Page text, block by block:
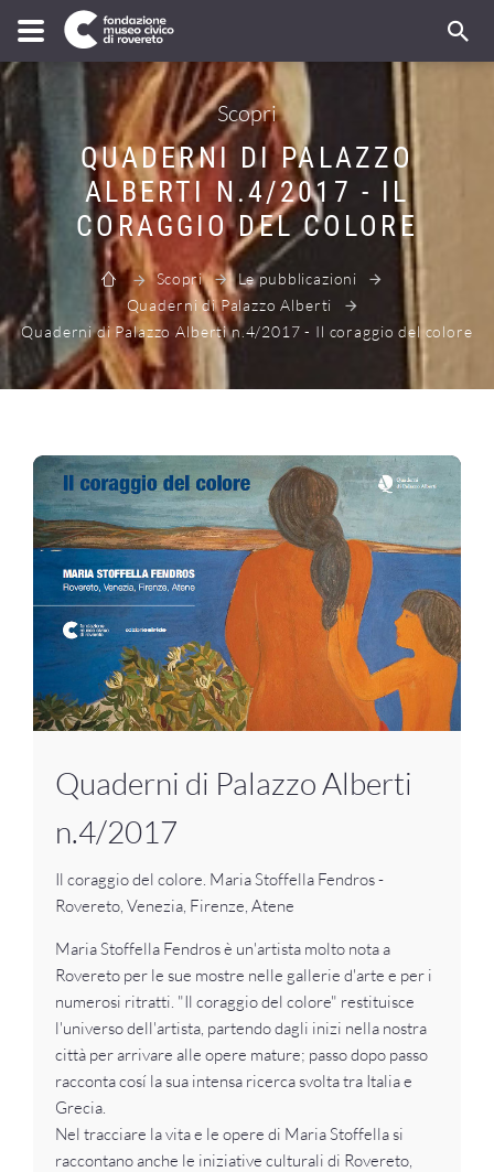
Scopri
QUADERNI DI PALAZZO
ALBERTI N.4/2017 - IL
CORAGGIO DEL COLORE
Scopri
Le pubblicazioni
Quaderni di Palazzo Alberti
Quaderni di Palazzo Alberti n.4/2017 - Il coraggio del colore
Quaderni di Palazzo Alberti
n.4/2017
Il coraggio del colore. Maria Stoffella Fendros -
Rovereto, Venezia, Firenze, Atene
Maria Stoffella Fendros è un'artista molto nota a
Rovereto per le sue mostre nelle gallerie d'arte e per i
numerosi ritratti. "Il coraggio del colore" restituisce
l'universo dell'artista, partendo dagli inizi nella nostra
città per arrivare alle opere mature; passo dopo passo
racconta cosí la sua intensa ricerca svolta tra Italia e
Grecia.
Nel tracciare la vita e le opere di Maria Stoffella si
raccontano anche le iniziative culturali di Rovereto,